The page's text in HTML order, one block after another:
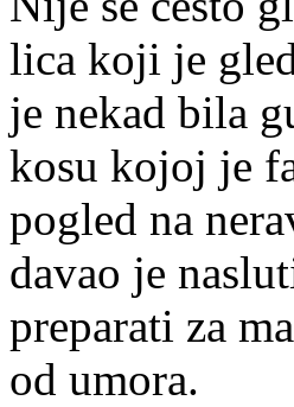
lica koji je
je nekad bila
kosu kojoj je
pogled na
davao je
preparati za
od umora.